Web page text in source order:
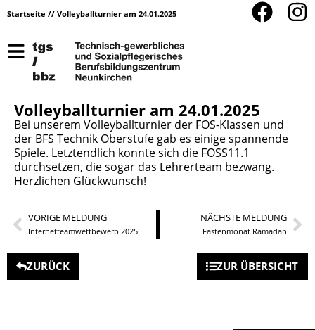
Startseite // Volleyballturnier am 24.01.2025
Volleyballturnier am 24.01.2025
Bei unserem Volleyballturnier der FOS-Klassen und
der BFS Technik Oberstufe gab es einige spannende
Spiele. Letztendlich konnte sich die FOSS11.1
durchsetzen, die sogar das Lehrerteam bezwang.
Herzlichen Glückwunsch!
VORIGE MELDUNG
Internetteamwettbewerb 2025
NÄCHSTE MELDUNG
Fastenmonat Ramadan
ZURÜCK ZUR ÜBERSICHT